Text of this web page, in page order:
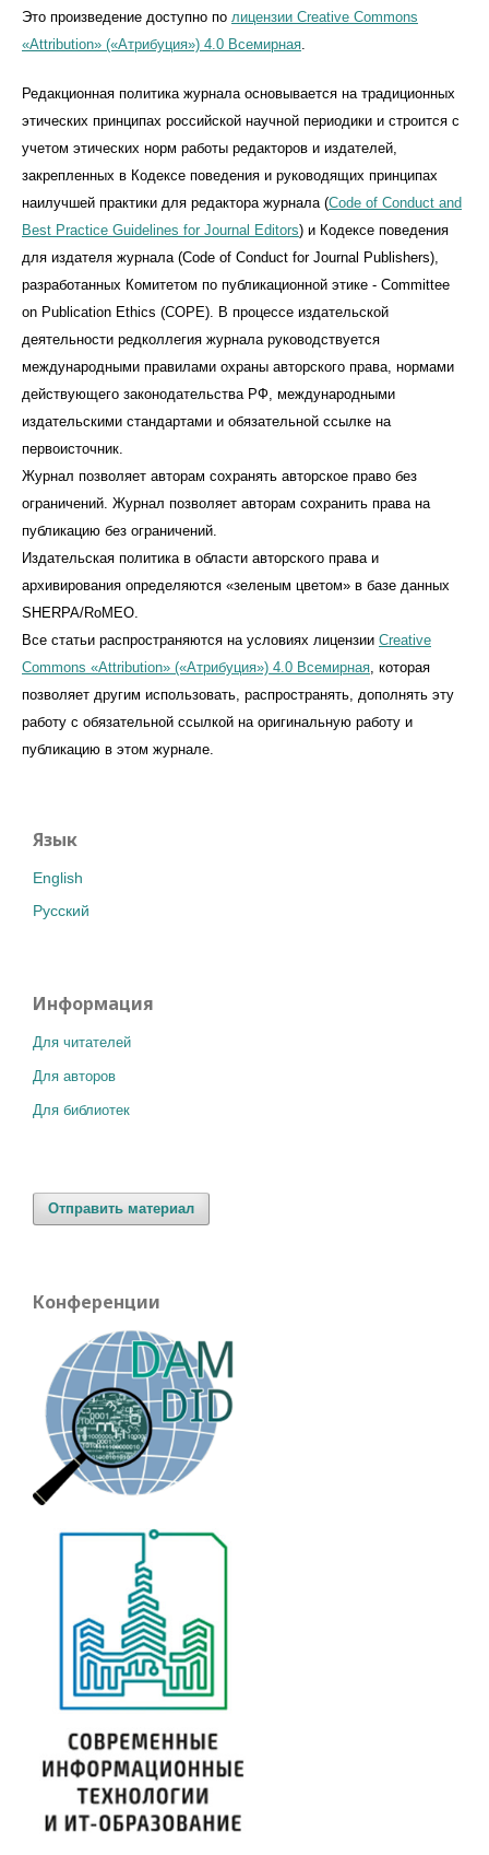
Это произведение доступно по лицензии Creative Commons
«Attribution» («Атрибуция») 4.0 Всемирная.
Редакционная политика журнала основывается на традиционных
этических принципах российской научной периодики и строится с
учетом этических норм работы редакторов и издателей,
закрепленных в Кодексе поведения и руководящих принципах
наилучшей практики для редактора журнала (Code of Conduct and
Best Practice Guidelines for Journal Editors) и Кодексе поведения
для издателя журнала (Code of Conduct for Journal Publishers),
разработанных Комитетом по публикационной этике - Committee
on Publication Ethics (COPE). В процессе издательской
деятельности редколлегия журнала руководствуется
международными правилами охраны авторского права, нормами
действующего законодательства РФ, международными
издательскими стандартами и обязательной ссылке на
первоисточник.
Журнал позволяет авторам сохранять авторское право без
ограничений. Журнал позволяет авторам сохранить права на
публикацию без ограничений.
Издательская политика в области авторского права и
архивирования определяются «зеленым цветом» в базе данных
SHERPA/RoMEO.
Все статьи распространяются на условиях лицензии Creative
Commons «Attribution» («Атрибуция») 4.0 Всемирная, которая
позволяет другим использовать, распространять, дополнять эту
работу с обязательной ссылкой на оригинальную работу и
публикацию в этом журналe.
Язык
English
Русский
Информация
Для читателей
Для авторов
Для библиотек
Отправить материал
Конференции